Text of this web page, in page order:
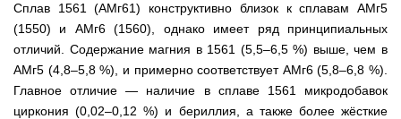
Сплав 1561 (АМг61) конструктивно близок к сплавам АМг5
(1550) и АМг6 (1560), однако имеет ряд принципиальных
отличий. Содержание магния в 1561 (5,5–6,5 %) выше, чем в
АМг5 (4,8–5,8 %), и примерно соответствует АМг6 (5,8–6,8 %).
Главное отличие — наличие в сплаве 1561 микродобавок
циркония (0,02–0,12 %) и бериллия, а также более жёсткие